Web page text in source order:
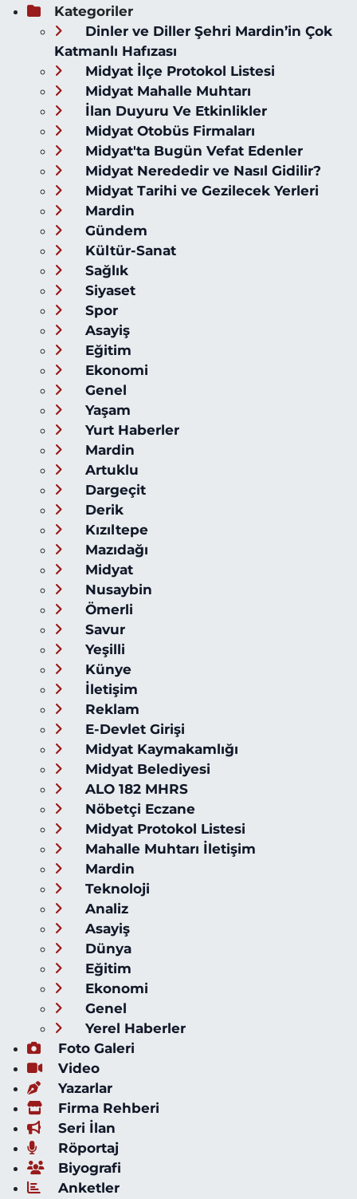
Kategoriler
Dinler ve Diller Şehri Mardin’in Çok
Katmanlı Hafızası
Midyat İlçe Protokol Listesi
Midyat Mahalle Muhtarı
İlan Duyuru Ve Etkinlikler
Midyat Otobüs Firmaları
Midyat'ta Bugün Vefat Edenler
Midyat Nerededir ve Nasıl Gidilir?
Midyat Tarihi ve Gezilecek Yerleri
Mardin
Gündem
Kültür-Sanat
Sağlık
Siyaset
Spor
Asayiş
Eğitim
Ekonomi
Genel
Yaşam
Yurt Haberler
Mardin
Artuklu
Dargeçit
Derik
Kızıltepe
Mazıdağı
Midyat
Nusaybin
Ömerli
Savur
Yeşilli
Künye
İletişim
Reklam
E-Devlet Girişi
Midyat Kaymakamlığı
Midyat Belediyesi
ALO 182 MHRS
Nöbetçi Eczane
Midyat Protokol Listesi
Mahalle Muhtarı İletişim
Mardin
Teknoloji
Analiz
Asayiş
Dünya
Eğitim
Ekonomi
Genel
Yerel Haberler
Foto Galeri
Video
Yazarlar
Firma Rehberi
Seri İlan
Röportaj
Biyografi
Anketler